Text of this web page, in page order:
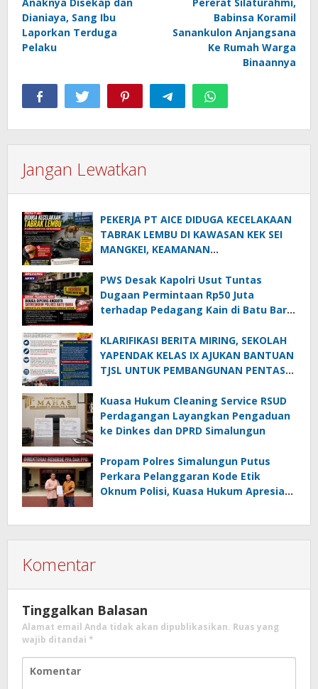
pos
Anaknya Disekap dan
Dianiaya, Sang Ibu
Laporkan Terduga
Pelaku
Pererat Silaturahmi,
Babinsa Koramil
Sanankulon Anjangsana
Ke Rumah Warga
Binaannya
Jangan Lewatkan
PEKERJA PT AICE DIDUGA KECELAKAAN
TABRAK LEMBU DI KAWASAN KEK SEI
MANGKEI, KEAMANAN
PWS Desak Kapolri Usut Tuntas
Dugaan Permintaan Rp50 Juta
terhadap Pedagang Kain di Batu Bara:
PTDH
KLARIFIKASI BERITA MIRING, SEKOLAH
YAPENDAK KELAS IX AJUKAN BANTUAN
TJSL UNTUK PEMBANGUNAN PENTAS
Kuasa Hukum Cleaning Service RSUD
Perdagangan Layangkan Pengaduan
ke Dinkes dan DPRD Simalungun
Propam Polres Simalungun Putus
Perkara Pelanggaran Kode Etik
Oknum Polisi, Kuasa Hukum Apresiasi
Komentar
Tinggalkan Balasan
Alamat email Anda tidak akan dipublikasikan. Ruas yang
wajib ditandai *